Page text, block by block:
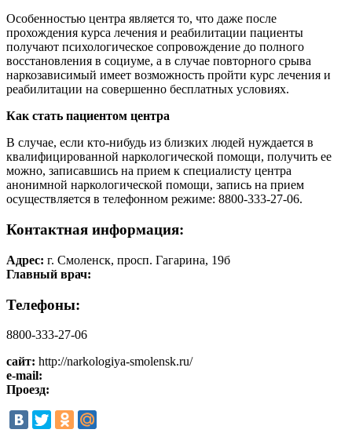
Особенностью центра является то, что даже после
прохождения курса лечения и реабилитации пациенты
получают психологическое сопровождение до полного
восстановления в социуме, а в случае повторного срыва
наркозависимый имеет возможность пройти курс лечения и
реабилитации на совершенно бесплатных условиях.
Как стать пациентом центра
В случае, если кто-нибудь из близких людей нуждается в
квалифицированной наркологической помощи, получить ее
можно, записавшись на прием к специалисту центра
анонимной наркологической помощи, запись на прием
осуществляется в телефонном режиме: 8800-333-27-06.
Контактная информация:
Адрес: г. Смоленск, просп. Гагарина, 19б
Главный врач:
Телефоны:
8800-333-27-06
сайт: http://narkologiya-smolensk.ru/
e-mail:
Проезд: